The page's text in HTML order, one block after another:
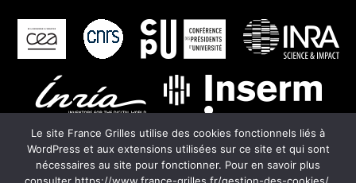
Le site France Grilles utilise des cookies fonctionnels liés à
WordPress et aux extensions utilisées sur ce site et qui sont
nécessaires au site pour fonctionner. Pour en savoir plus